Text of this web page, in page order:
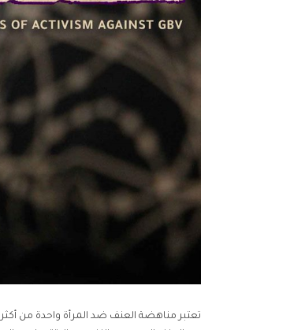
تعتبر مناهضة العنف ضد المرأة واحدة من